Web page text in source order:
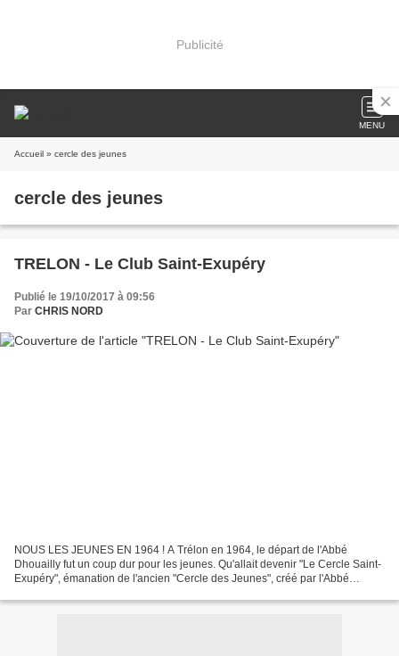
Publicité
MENU
Accueil » cercle des jeunes
cercle des jeunes
TRELON - Le Club Saint-Exupéry
Publié le 19/10/2017 à 09:56
Par CHRIS NORD
NOUS LES JEUNES EN 1964 ! A Trélon en 1964, le départ de l'Abbé
Dhouailly fut un coup dur pour les jeunes. Qu'allait devenir "Le Cercle Saint-
Exupéry", émanation de l'ancien "Cercle des Jeunes", créé par l'Abbé